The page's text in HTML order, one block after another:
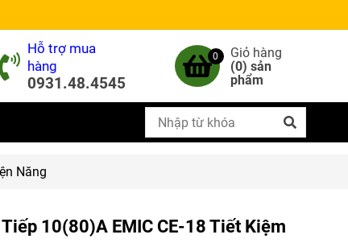
Hỗ trợ mua
hàng
0931.48.4545
0
Giỏ hàng
(0) sản
phẩm
Năng
10(80)A EMIC CE-18 Tiết Kiệm